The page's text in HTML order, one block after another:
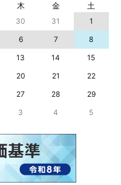
木 金 土
30 31
1
6 7
8
13 14
15
20 21
22
27 28
29
3 4 5